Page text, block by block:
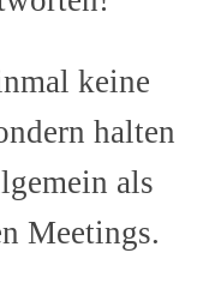
keine
halten
als
Meetings.